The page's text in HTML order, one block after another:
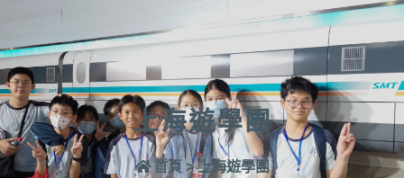
上海遊學團
首頁 > 上海遊學團